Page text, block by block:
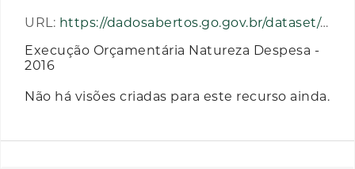
URL: https://dadosabertos.go.gov.br/dataset/e9aecf10-67b7-47e2-beb6-8b45429e099b/resource/b91d754e-39ad-493c-811f-46c879732177/download/execucao_orcamentaria_natureza_despesa_ano_2016.zip
Execução Orçamentária Natureza Despesa -
2016
Não há visões criadas para este recurso ainda.